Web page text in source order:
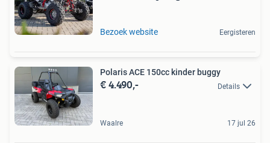
Bezoek website Eergisteren
Polaris ACE 150cc kinder buggy
€ 4.490,- Details
Waalre 17 jul 26